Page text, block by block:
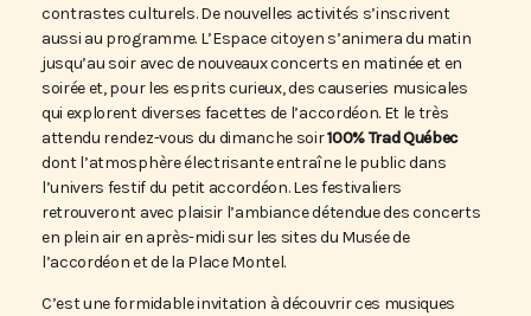
contrastes culturels. De nouvelles activités s’inscrivent
aussi au programme. L’Espace citoyen s’animera du matin
jusqu’au soir avec de nouveaux concerts en matinée et en
soirée et, pour les esprits curieux, des causeries musicales
qui explorent diverses facettes de l’accordéon. Et le très
attendu rendez-vous du dimanche soir100% Trad Québec
dont l’atmosphère électrisante entraîne le public dans
l’univers festif du petit accordéon. Les festivaliers
retrouveront avec plaisir l’ambiance détendue des concerts
en plein air en après-midi sur les sites du Musée de
l’accordéon et de la Place Montel.
C’est une formidable invitation à découvrir ces musiques